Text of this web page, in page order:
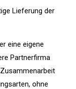
Lieferung der
eine eigene
Partnerfirma
ohne